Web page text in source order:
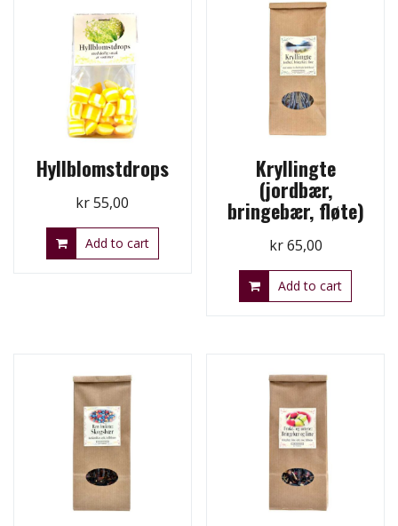
Hyllblomstdrops
kr55,00
Add to cart
Kryllingte
(jordbær,
bringebær, fløte)
kr65,00
Add to cart